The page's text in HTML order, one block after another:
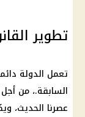
تطوير
تعمل الدولة
السابقة.، من
عصرنا الحديث،